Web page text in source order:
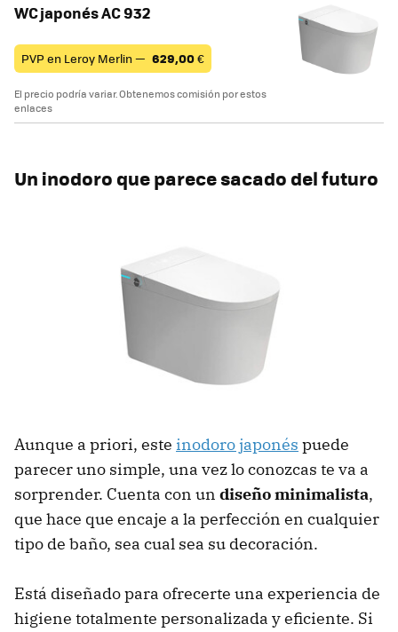
WC japonés AC 932
PVP en Leroy Merlin — 629,00€
El precio podría variar. Obtenemos comisión por estos
enlaces
Un inodoro que parece sacado del futuro
Aunque a priori, este inodoro japonés puede
parecer uno simple, una vez lo conozcas te va a
sorprender. Cuenta con un diseño minimalista,
que hace que encaje a la perfección en cualquier
tipo de baño, sea cual sea su decoración.
Está diseñado para ofrecerte una experiencia de
higiene totalmente personalizada y eficiente. Si